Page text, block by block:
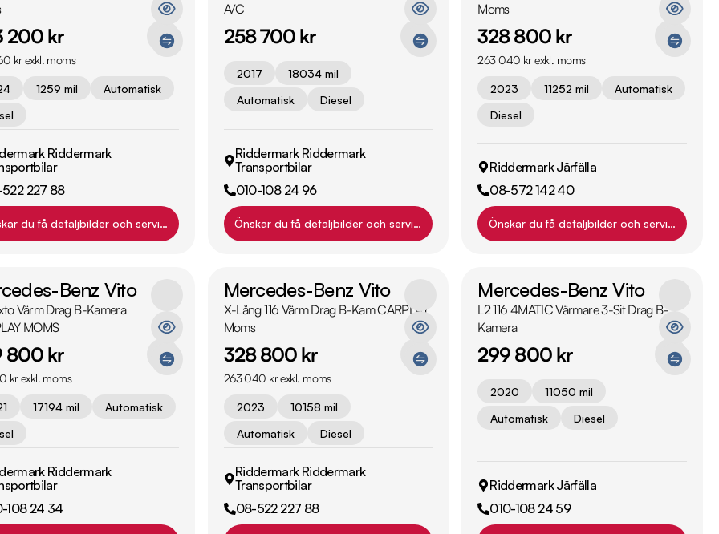
200 kr
kr exkl. moms
1259 mil
Automatisk
Riddermark
227 88
du få detaljbilder och servicehistorik?
A/C
258 700 kr
2017
18034 mil
Automatisk
Diesel
Riddermark Riddermark
Transportbilar
010-108 24 96
Önskar du få detaljbilder och servicehistorik?
Moms
328 800 kr
263 040 kr exkl. moms
2023 11252 mil
Automatisk
Diesel
Riddermark Järfälla
08-572 142 40
Önskar du få detaljbilder och
Benz Vito
Värm Drag B-Kamera
MOMS
800 kr
kr exkl. moms
17194 mil
Automatisk
Riddermark
108 24 34
Mercedes-Benz Vito
X-Lång 116 Värm Drag B-Kam CARPLAY
Moms
328 800 kr
263 040 kr exkl. moms
2023
10158 mil
Automatisk
Diesel
Riddermark Riddermark
Transportbilar
08-522 227 88
Mercedes-Benz Vito
L2 116 4MATIC Värmare 3-Sit Drag B-
Kamera
299 800 kr
2020
11050 mil
Automatisk
Diesel
Riddermark Järfälla
010-108 24 59